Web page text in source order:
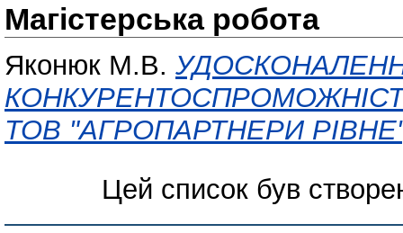
Магістерська робота
Яконюк М.В.
ТОВ "АГРОПАРТНЕРИ
Цей список був